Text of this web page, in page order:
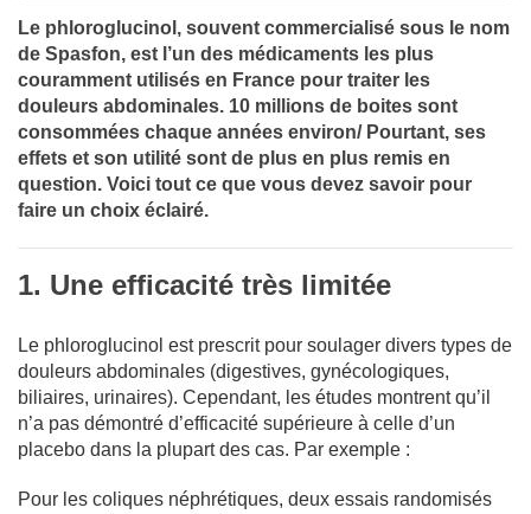
Le phloroglucinol, souvent commercialisé sous le nom
de Spasfon, est l’un des médicaments les plus
couramment utilisés en France pour traiter les
douleurs abdominales. 10 millions de boites sont
consommées chaque années environ/ Pourtant, ses
effets et son utilité sont de plus en plus remis en
question. Voici tout ce que vous devez savoir pour
faire un choix éclairé.
1. Une efficacité très limitée
Le phloroglucinol est prescrit pour soulager divers types de
douleurs abdominales (digestives, gynécologiques,
biliaires, urinaires). Cependant, les études montrent qu’il
n’a pas démontré d’efficacité supérieure à celle d’un
placebo dans la plupart des cas. Par exemple :
Pour les coliques néphrétiques, deux essais randomisés